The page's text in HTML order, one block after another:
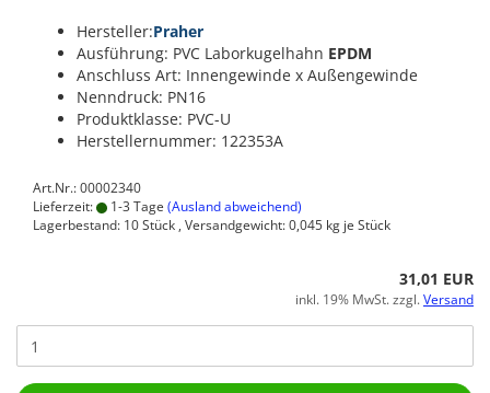
Hersteller:Praher
Ausführung: PVC Laborkugelhahn EPDM
Anschluss Art: Innengewinde x Außengewinde
Nenndruck: PN16
Produktklasse: PVC-U
Herstellernummer: 122353A
Art.Nr.: 00002340
Lieferzeit:
1-3 Tage (Ausland abweichend)
Lagerbestand: 10 Stück , Versandgewicht:0,045 kg je Stück
31,01 EUR
inkl. 19% MwSt. zzgl.Versand